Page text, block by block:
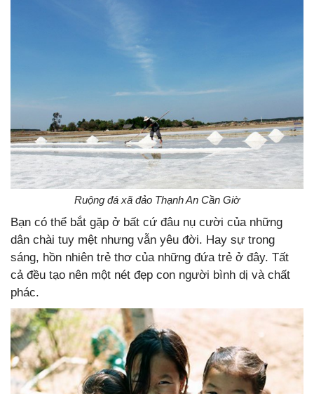
Ruộng đá xã đảo Thạnh An Cần Giờ
Bạn có thể bắt gặp ở bất cứ đâu nụ cười của những
dân chài tuy mệt nhưng vẫn yêu đời. Hay sự trong
sáng, hồn nhiên trẻ thơ của những đứa trẻ ở đây. Tất
cả đều tạo nên một nét đẹp con người bình dị và chất
phác.